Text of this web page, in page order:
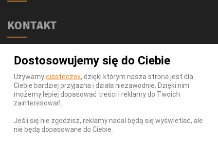
Dostosowujemy się do Ciebie
Używamyciasteczek, dzięki którym nasza strona jest dla
Ciebie bardziej przyjazna i działa niezawodnie. Dzięki nim
możemy lepiej dopasować treści i reklamy do Twoich
zainteresowań.
Jeśli się nie zgodzisz, reklamy nadal będą się wyświetlać, ale
nie będą dopasowane do Ciebie.
KONTAKT
ul. Stołeczna 2/lok 102
15-879 Białystok
Telefon:
539 111 590
Infolinia:Pn-Pt 9-17
E-mail:
info@swiatsupli.pl